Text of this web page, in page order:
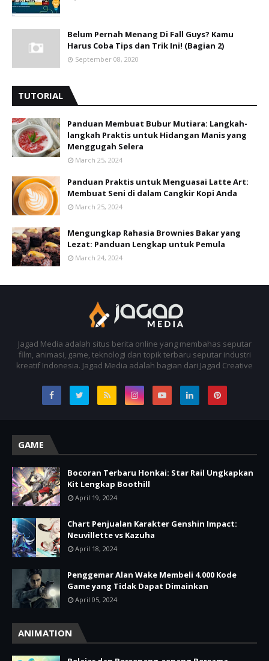
Belum Pernah Menang Di Fall Guys? Kamu
Harus Coba Tips dan Trik Ini! (Bagian 2)
September 08, 2020
TUTORIAL
Panduan Membuat Bubur Mutiara: Langkah-
langkah Praktis untuk Hidangan Manis yang
Menggugah Selera
March 25, 2024
Panduan Praktis untuk Menguasai Latte Art:
Membuat Seni di dalam Cangkir Kopi Anda
March 25, 2024
Mengungkap Rahasia Brownies Bakar yang
Lezat: Panduan Lengkap untuk Pemula
March 24, 2024
Jagad Media adalah situs berita online yang membahas seputar
film, animasi, game, teknologi dan topik terbaru seputar industri
kreatif Indonesia. Jagad Media adalah bagian dari Jagad Creative
GAME
Bocoran Terbaru Honkai: Star Rail Ungkapkan
Kit Lengkap Boothill
April 19, 2024
Chart Penjualan Karakter Genshin Impact:
Neuvillette vs Kazuha
April 18, 2024
Penggemar Alan Wake Membeli 4.000 Kode
Game yang Tidak Dapat Dimainkan
April 05, 2024
ANIMATION